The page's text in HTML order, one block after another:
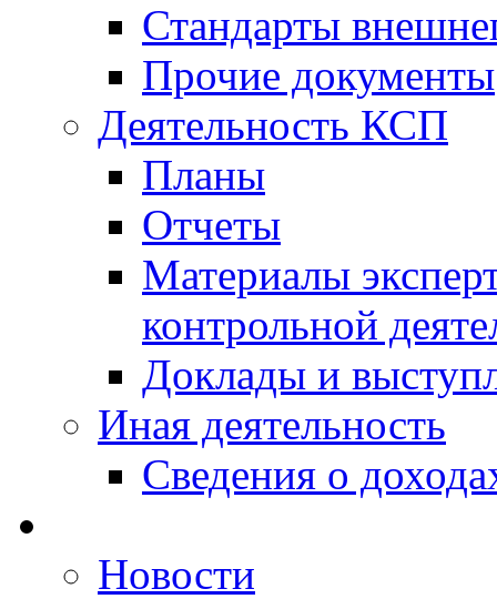
Стандарты
Прочие документы
Деятельность КСП
Планы
Отчеты
Материалы
контрольной
Доклады и
Иная деятельность
Сведения о
Новости